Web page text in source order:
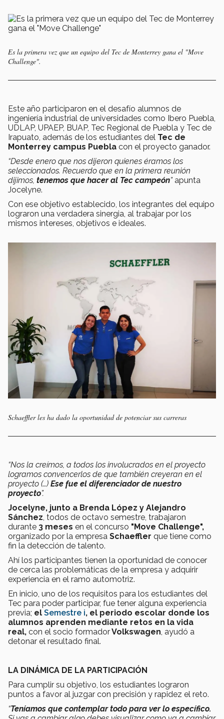
Es la primera vez que un equipo del Tec de Monterrey gana el "Move
Challenge".
Este año participaron en el desafío alumnos de
ingeniería industrial de universidades como Ibero Puebla,
UDLAP, UPAEP, BUAP, Tec Regional de Puebla y Tec de
Irapuato, además de los estudiantes del Tec de
Monterrey campus Puebla con el proyecto ganador.
“Desde enero que nos dijeron quienes éramos los
seleccionados. Recuerdo que en la primera reunión
dijimos, tenemos que hacer al Tec campeón”apunta
Jocelyne.
Con ese objetivo establecido, los integrantes del equipo
lograron una verdadera sinergia, al trabajar por los
mismos intereses, objetivos e ideales.
Schaeffler les ha dado la oportunidad de potenciar sus carreras
“Nos la creímos, a todos los involucrados en el proyecto
logramos convencerlos de que también creyeran en el
proyecto (…) Ese fue el diferenciador de nuestro
proyecto”.
Jocelyne, junto a Brenda López y Alejandro
Sánchez , todos de octavo semestre, trabajaron
durante 3 meses en el concurso "Move Challenge",
organizado por la empresa Schaeffler que tiene como
fin la detección de talento.
Ahí los participantes tienen la oportunidad de conocer
de cerca las problemáticas de la empresa y adquirir
experiencia en el ramo automotriz.
En inicio, uno de los requisitos para los estudiantes del
Tec para poder participar, fue tener alguna experiencia
previa; el Semestre i, el periodo escolar donde los
alumnos aprenden mediante retos en la vida
real, con el socio formadorVolkswagen , ayudó a
detonar el resultado final.
LA DINÁMICA DE LA PARTICIPACIÓN
Para cumplir su objetivo, los estudiantes lograron
puntos a favor al juzgar con precisión y rapidez el reto.
“Teníamos que contemplar todo para ver lo específico.